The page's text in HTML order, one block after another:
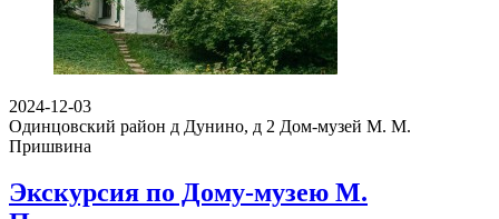
2024-12-03
Одинцовский район д Дунино, д 2 Дом-музей М. М.
Пришвина
Экскурсия по Дому-музею М.